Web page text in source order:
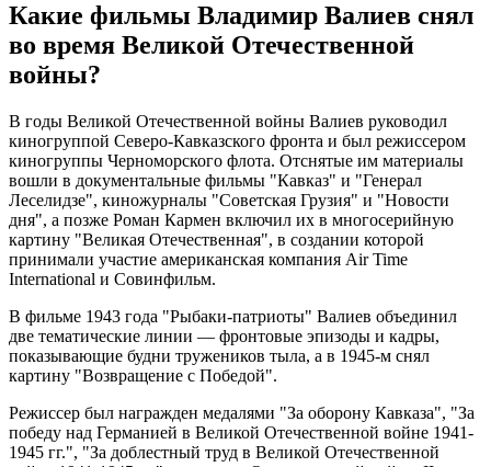
Какие фильмы Владимир Валиев снял
во время Великой Отечественной
войны?
В годы Великой Отечественной войны Валиев руководил
киногруппой Северо-Кавказского фронта и был режиссером
киногруппы Черноморского флота. Отснятые им материалы
вошли в документальные фильмы "Кавказ" и "Генерал
Леселидзе", киножурналы "Советская Грузия" и "Новости
дня", а позже Роман Кармен включил их в многосерийную
картину "Великая Отечественная", в создании которой
принимали участие американская компания Air Time
International и Совинфильм.
В фильме 1943 года "Рыбаки-патриоты" Валиев объединил
две тематические линии — фронтовые эпизоды и кадры,
показывающие будни тружеников тыла, а в 1945-м снял
картину "Возвращение с Победой".
Режиссер был награжден медалями "За оборону Кавказа", "За
победу над Германией в Великой Отечественной войне 1941-
1945 гг.", "За доблестный труд в Великой Отечественной